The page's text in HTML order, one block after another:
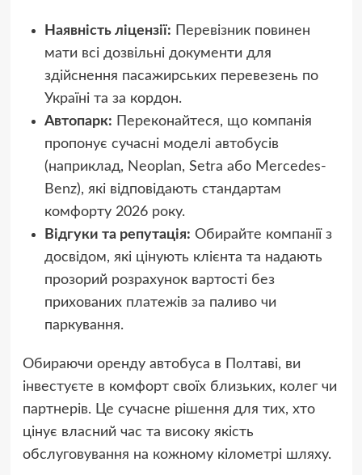
Наявність ліцензії: Перевізник повинен
мати всі дозвільні документи для
здійснення пасажирських перевезень по
Україні та за кордон.
Автопарк: Переконайтеся, що компанія
пропонує сучасні моделі автобусів
(наприклад, Neoplan, Setra або Mercedes-
Benz), які відповідають стандартам
комфорту 2026 року.
Відгуки та репутація: Обирайте компанії з
досвідом, які цінують клієнта та надають
прозорий розрахунок вартості без
прихованих платежів за паливо чи
паркування.
Обираючи оренду автобуса в Полтаві, ви
інвестуєте в комфорт своїх близьких, колег чи
партнерів. Це сучасне рішення для тих, хто
цінує власний час та високу якість
обслуговування на кожному кілометрі шляху.